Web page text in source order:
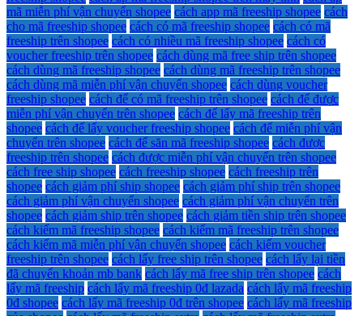
mã miễn phí vận chuyển shopee cách app mã freeship shopee cách
cho mã freeship shopee cách có mã freeship shopee cách có mã
freeship trên shopee cách có nhiều mã freeship shopee cách có
voucher freeship trên shopee cách dùng mã free ship trên shopee
cách dùng mã freeship shopee cách dùng mã freeship trên shopee
cách dùng mã miễn phí vận chuyển shopee cách dùng voucher
freeship shopee cách để có mã freeship trên shopee cách để được
miễn phí vận chuyển trên shopee cách để lấy mã freeship trên
shopee cách để lấy voucher freeship shopee cách để miễn phí vận
chuyển trên shopee cách để săn mã freeship shopee cách được
freeship trên shopee cách được miễn phí vận chuyển trên shopee
cách free ship shopee cách freeship shopee cách freeship trên
shopee cách giảm phí ship shopee cách giảm phí ship trên shopee
cách giảm phí vận chuyển shopee cách giảm phí vận chuyển trên
shopee cách giảm ship trên shopee cách giảm tiền ship trên shopee
cách kiếm mã freeship shopee cách kiếm mã freeship trên shopee
cách kiếm mã miễn phí vận chuyển shopee cách kiếm voucher
freeship trên shopee cách lấy free ship trên shopee cách lấy lại tiền
đã chuyển khoản mb bank cách lấy mã free ship trên shopee cách
lấy mã freeship cách lấy mã freeship 0đ lazada cách lấy mã freeship
0đ shopee cách lấy mã freeship 0đ trên shopee cách lấy mã freeship